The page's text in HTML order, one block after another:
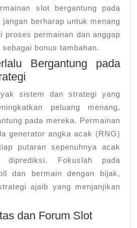
slot bergantung pada
berharap untuk menang
proses permainan dan anggap
bonus tambahan.
Bergantung pada
sistem dan strategi yang
peluang menang,
pada mereka. Permainan
generator angka acak (RNG)
putaran sepenuhnya acak
Fokuslah pada
dan bermain dengan bijak,
ajaib yang menjanjikan
dan Forum Slot